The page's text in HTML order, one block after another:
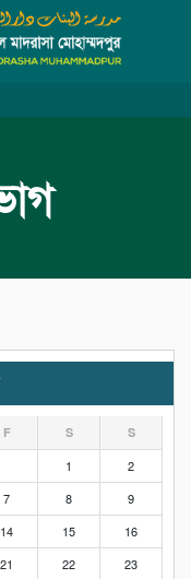
F S S
1
2
7 8
9
14 15
16
21 22
23